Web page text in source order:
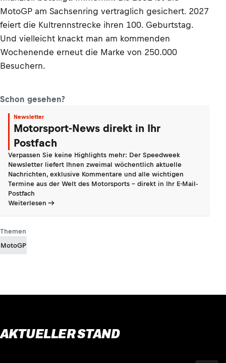
MotoGP am Sachsenring vertraglich gesichert. 2027
feiert die Kultrennstrecke ihren 100. Geburtstag.
Und vielleicht knackt man am kommenden
Wochenende erneut die Marke von 250.000
Besuchern.
Schon gesehen?
Newsletter
Motorsport-News direkt in Ihr
Postfach
Verpassen Sie keine Highlights mehr: Der Speedweek
Newsletter liefert Ihnen zweimal wöchentlich aktuelle
Nachrichten, exklusive Kommentare und alle wichtigen
Termine aus der Welt des Motorsports - direkt in Ihr E-Mail-
Postfach
Weiterlesen
Themen
MotoGP
AKTUELLER STAND